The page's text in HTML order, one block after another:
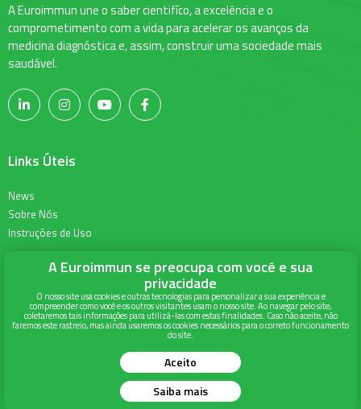
A Euroimmun une o saber cientifíco, a excelência e o
comprometimento com a vida para acelerar os avanços da
medicina diagnóstica e, assim, construir uma sociedade mais
saudável.
Links Úteis
News
Sobre Nós
Instruções de Uso
Informações para Contato
Alameda Terracota 215, Torre Union, 6º andar
Espaço Cerâmica - São Caetano do Sul
Todos os direitos reservados - EUROIMMUN Brasil Medicina Diagnóstica
A Euroimmun se preocupa com você e sua
privacidade
O nosso site usa cookies e outras tecnologias para personalizar a sua experiência e
compreender como você e os outros visitantes usam o nosso site. Ao navegar pelo site,
coletaremos tais informações para utilizá-las com estas finalidades. Caso não aceite, não
faremos este rastreio, mas ainda usaremos os cookies necessários para o correto funcionamento
do site.
Aceito
Saiba mais